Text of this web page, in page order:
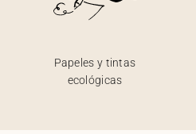
Papeles y tintas
ecológicas